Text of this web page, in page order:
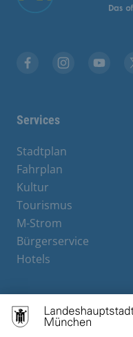
Services
Stadtplan
Fahrplan
Kultur
Tourismus
M-Strom
Bürgerservice
Hotels
Contact